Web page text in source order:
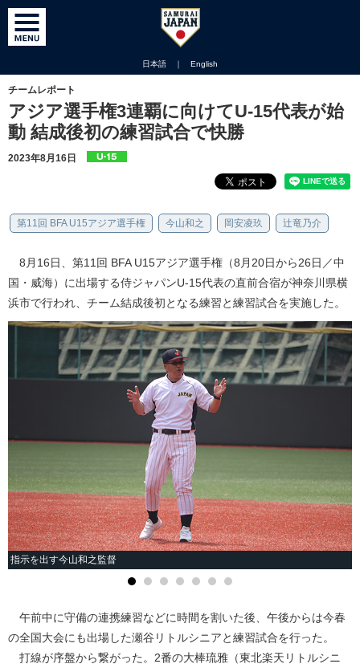
日本語 ｜ English
チームレポート
アジア選手権3連覇に向けてU-15代表が始
動 結成後初の練習試合で快勝
2023年8月16日
第11回 BFA U15アジア選手権 今山和之 岡安凌玖 辻竜乃介
8月16日、第11回 BFA U15アジア選手権（8月20日から26日／中
国・威海）に出場する侍ジャパンU-15代表の直前合宿が神奈川県横
浜市で行われ、チーム結成後初となる練習と練習試合を実施した。
指示を出す今山和之監督
午前中に守備の連携練習などに時間を割いた後、午後からは今春
の全国大会にも出場した瀬谷リトルシニアと練習試合を行った。
打線が序盤から繋がった。2番の大棒琉雅（東北楽天リトルシニ